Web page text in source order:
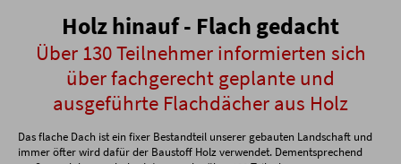
Holz hinauf - Flach gedacht
Über 130 Teilnehmer informierten sich
über fachgerecht geplante und
ausgeführte Flachdächer aus Holz
Das flache Dach ist ein fixer Bestandteil unserer gebauten Landschaft und
immer öfter wird dafür der Baustoff Holz verwendet. Dementsprechend